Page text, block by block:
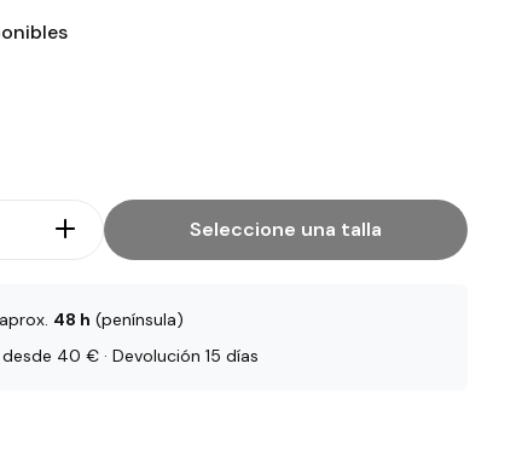
Seleccione una talla
48 h (península)
40 € · Devolución 15 días